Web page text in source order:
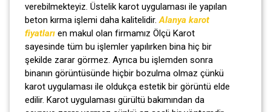
verebilmekteyiz. Üstelik karot uygulaması ile yapılan
beton kırma işlemi daha kalitelidir.Alanya karot
fiyatları en makul olan firmamız Ölçü Karot
sayesinde tüm bu işlemler yapılırken bina hiç bir
şekilde zarar görmez. Ayrıca bu işlemden sonra
binanın görüntüsünde hiçbir bozulma olmaz çünkü
karot uygulaması ile oldukça estetik bir görüntü elde
edilir. Karot uygulaması gürültü bakımından da